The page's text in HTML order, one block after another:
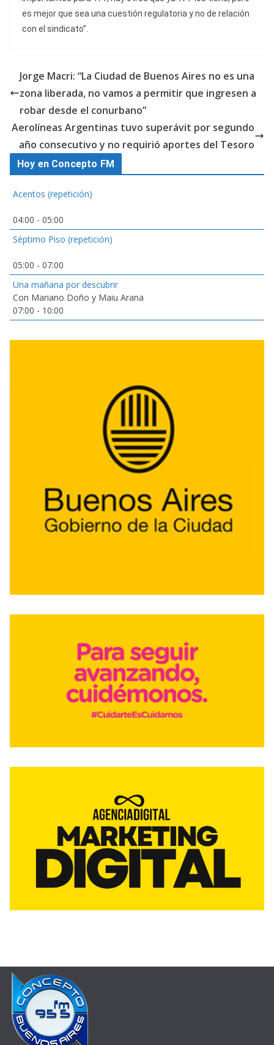
es mejor que sea una cuestión regulatoria y no de relación
con el sindicato”.
Jorge Macri: “La Ciudad de Buenos Aires no es una
zona liberada, no vamos a permitir que ingresen a
robar desde el conurbano”
Aerolíneas Argentinas tuvo superávit por segundo
año consecutivo y no requirió aportes del Tesoro
Hoy en Concepto FM
Acentos (repetición)
04:00 - 05:00
Séptimo Piso (repetición)
05:00 - 07:00
Una mañana por descubrir
Con Mariano Doño y Maiu Arana
07:00 - 10:00